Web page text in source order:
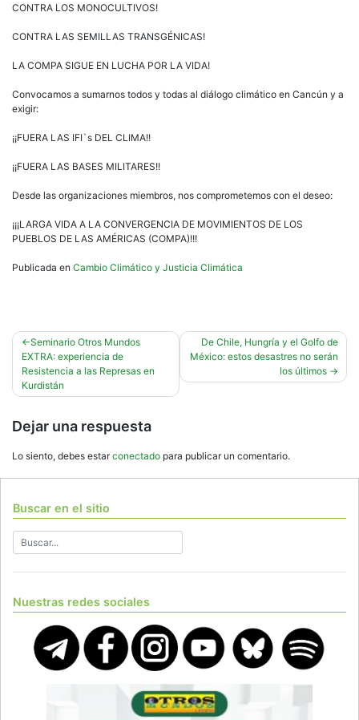
CONTRA LOS MONOCULTIVOS!
CONTRA LAS SEMILLAS TRANSGÉNICAS!
LA COMPA SIGUE EN LUCHA POR LA VIDA!
Convocamos a sumarnos todos y todas al diálogo climático en Cancún y a
exigir:
¡¡FUERA LAS IFI`s DEL CLIMA!!
¡¡FUERA LAS BASES MILITARES!!
Desde las organizaciones miembros, nos comprometemos con el deseo:
¡¡¡LARGA VIDA A LA CONVERGENCIA DE MOVIMIENTOS DE LOS
PUEBLOS DE LAS AMÉRICAS (COMPA)!!!
Publicada en Cambio Climático y Justicia Climática
Navegación
de
entradas
Seminario Otros Mundos
EXTRA: experiencia de
Resistencia a las Represas en
Kurdistán
De Chile, Hungría y el Golfo de
México: estos desastres no serán
los últimos
Dejar una respuesta
Lo siento, debes estarconectado para publicar un comentario.
Buscar en el sitio
Nuestras redes sociales